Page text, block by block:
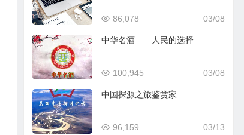
03/08
86,078
中华名酒——人民的选择
03/08
100,945
中国探源之旅鉴赏家
03/13
96,159